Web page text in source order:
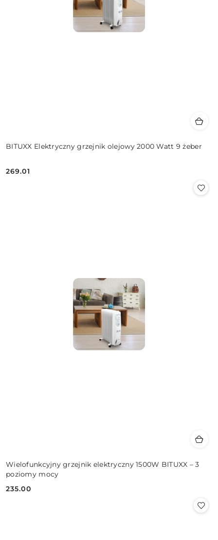
BITUXX Elektryczny grzejnik olejowy 2000 Watt 9 żeber
Cena:
269.01
Wielofunkcyjny grzejnik elektryczny 1500W BITUXX – 3
poziomy mocy
Cena:
235.00